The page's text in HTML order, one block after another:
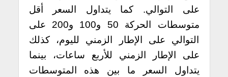
على التوالي. كما يتداول السعر أقل
متوسطات الحركة 50 و100 و200 على
التوالي على الإطار الزمني لليوم، كذلك
على الإطار الزمني للأربع ساعات، بينما
يتداول السعر ما بين هذه المتوسطات